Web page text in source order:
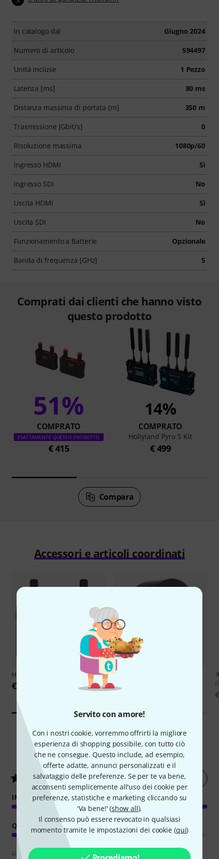
Servito con amore!
Con i nostri cookie, vorremmo offrirti la migliore
esperienza di shopping possibile, con tutto ciò
che ne consegue. Questo include, ad esempio,
offerte adatte, annunci personalizzati e il
salvataggio delle preferenze. Se per te va bene,
acconsenti semplicemente all'uso dei cookie per
preferenze, statistiche e marketing cliccando su
'Va bene!' (show all).
Il consenso può essere revocato in qualsiasi
momento tramite le impostazioni dei cookie (qui)
In catalogo dal Giugno 2024
Numero di articolo 594497
Unità incluse 1 Pezzo
Latenza [ms] 80 ms
Distanza massima di portata [m] 350 m
Trasmissione [Gbit/s] 0
Risoluzione massima 1080p/60
Ingresso HDMI Sì
Ingresso SDI No
Uscita HDMI Sì
Uscita SDI No
Funzionamento a Batterie Opzionale
Banda di frequenza [GHz] 5
Comprati dai clienti che hanno visto
questo prodotto
51%
COMPRATO
ESATTAMENTE QUESTO PRODOTTO
€ 415
14%
COMPRATO
Hollyland Pyro S Kit
€ 499
Compara
Accessori e articoli coordinati
Hollyland
€ 419 Stairville
€ 4,50
2Valutazioni dei clienti
2.5/ 5 Valuta ora
IMMAGINE/SUONO
QUALITÀ
Linee guida per la valutazione